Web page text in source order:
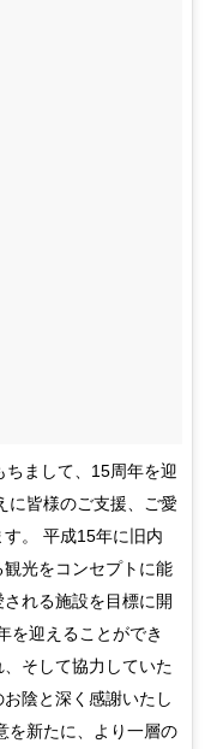
ちまして、15周年を迎
に皆様のご支援、ご愛
。 平成15年に旧内
光をコンセプトに能
れる施設を目標に開
を迎えることができ
そして協力していた
陰と深く感謝いたし
を新たに、より一層の